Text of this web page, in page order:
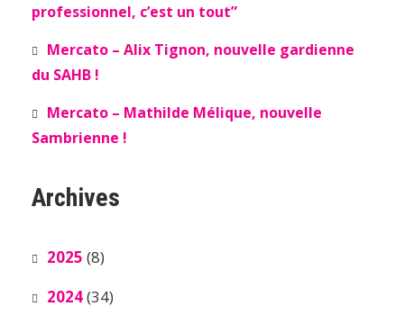
professionnel, c’est un tout”
Mercato – Alix Tignon, nouvelle gardienne
du SAHB !
Mercato – Mathilde Mélique, nouvelle
Sambrienne !
Archives
2025 (8)
2024(34)